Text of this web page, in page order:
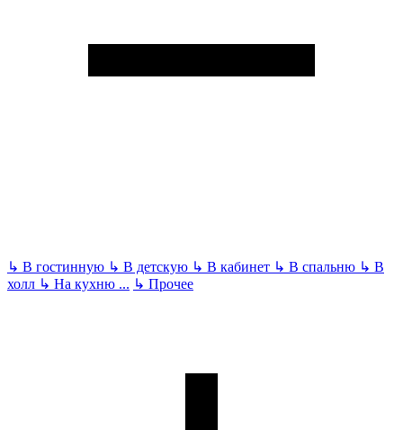
↳ В гостинную ↳ В детскую ↳ В кабинет ↳ В спальню ↳ В
холл ↳ На кухню ... ↳ Прочее